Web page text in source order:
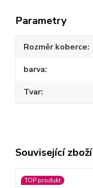
Parametry
Rozměr koberce
barva
Tvar
Související zboží
TOP produkt